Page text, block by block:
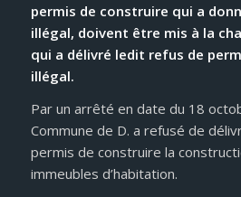
permis de construire qui a
illégal, doivent être mis à la
qui a délivré ledit refus de
illégal.
Par un arrêté en date du 18
Commune de D. a refusé de
permis de construire la
immeubles d’habitation.